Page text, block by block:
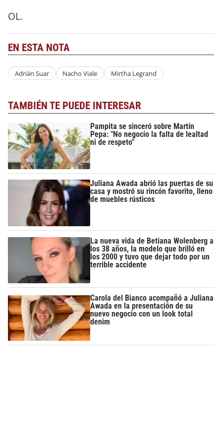
OL.
EN ESTA NOTA
Adrián Suar Nacho Viale Mirtha Legrand
TAMBIÉN TE PUEDE INTERESAR
Pampita se sinceró sobre Martín
Pepa: "No negocio la falta de lealtad
ni de respeto"
Juliana Awada abrió las puertas de su
casa y mostró su rincón favorito, lleno
de muebles rústicos
La nueva vida de Betiana Wolenberg a
los 38 años, la modelo que brilló en
los 2000 y tuvo que dejar todo por un
terrible accidente
Carola del Bianco acompañó a Juliana
Awada en la presentación de su
nuevo negocio con un look total
denim